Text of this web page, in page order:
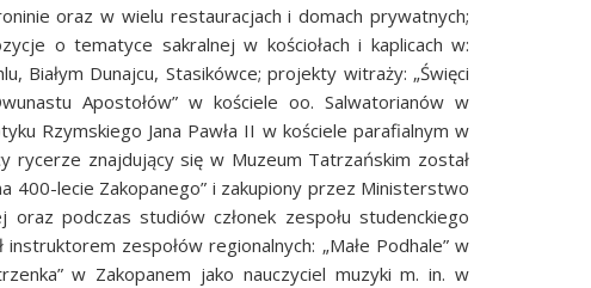
oraz w wielu restauracjach i domach prywatnych;
o tematyce sakralnej w kościołach i kaplicach w:
Białym Dunajcu, Stasikówce; projekty witraży: „Święci
Apostołów” w kościele oo. Salwatorianów w
Rzymskiego Jana Pawła II w kościele parafialnym w
rycerze znajdujący się w Muzeum Tatrzańskim został
400-lecie Zakopanego” i zakupiony przez Ministerstwo
podczas studiów członek zespołu studenckiego
zespołów regionalnych: „Małe Podhale” w
w Zakopanem jako nauczyciel muzyki m. in. w